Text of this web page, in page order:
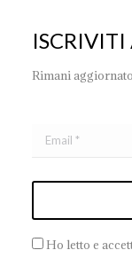
ISCRIVITI
Rimani
Ho letto e